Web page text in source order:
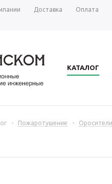
Доставка Оплата
КАТАЛОГ
- Пожаротушение - Оросители